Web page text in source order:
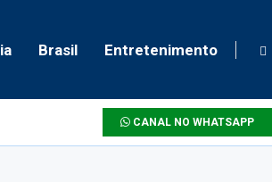
Brasil Entretenimento
CANAL NO WHATSAPP